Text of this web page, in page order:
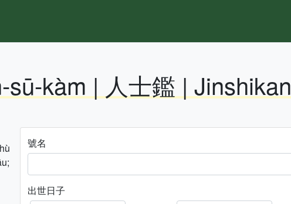
sū-kàm | 人士鑑 | Jinshikan
號名
出世日子